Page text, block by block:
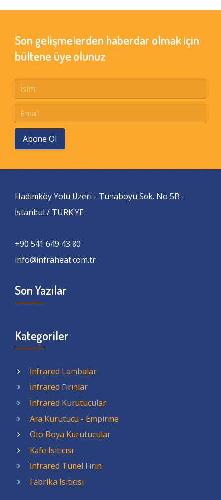
Son gelişmelerden haberdar olmak için
bültene üye olunuz
Abone Ol
Hadımköy Yolu Üzeri - Tunaboyu Sok. No 5B -
İstanbul / TÜRKİYE
+90 541 649 43 80
info@infraheat.com.tr
Son Yazılar
Kategoriler
İnfrared Lambalar
İnfrared Fırınlar
İnfrared Kurutucular
Ara Kurutucu - Empirme
Oto Boya Kurutucular
Kafe Isıtıcısı
İnfrared Tünel Fırın
Fabrika Isıtıcısı